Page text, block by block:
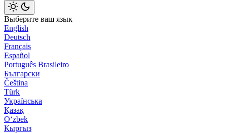
Выберите ваш язык
English
Deutsch
Français
Español
Português Brasileiro
Български
Čeština
Türk
Українська
Қазақ
Оʻzbek
Кыргыз